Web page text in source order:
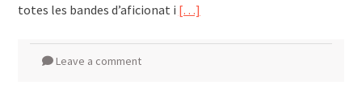
totes les bandes d’aficionat i […]
Leave a comment